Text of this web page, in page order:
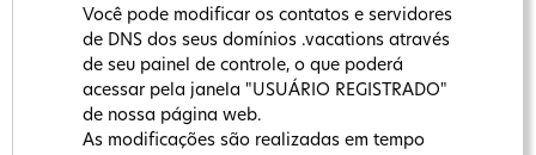
Você pode modificar os contatos e servidores
de DNS dos seus domínios .vacations através
de seu painel de controle, o que poderá
acessar pela janela "USUÁRIO REGISTRADO"
de nossa página web.
As modificações são realizadas em tempo